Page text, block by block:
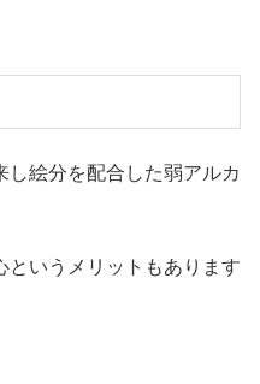
し絵分を配合した弱アルカ
というメリットもあります